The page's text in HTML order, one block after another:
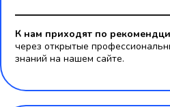
К нам приходят по
через открытые
знаний на нашем сайте.